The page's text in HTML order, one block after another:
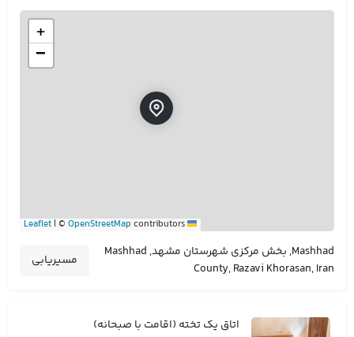
+
−
| © OpenStreetMap contributors
Mashhad, بخش مرکزی شهرستان مشهد, Mashhad
County, Razavi Khorasan, Iran
مسیریابی
اتاق یک تخته (اقامت با صبحانه)